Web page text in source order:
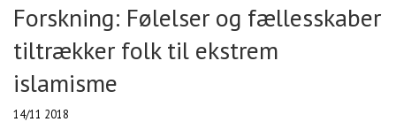
Forskning: Følelser og fællesskaber
tiltrækker folk til ekstrem
islamisme
14/11 2018